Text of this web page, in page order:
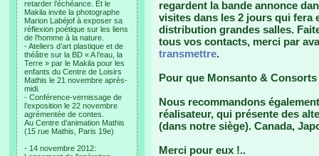
retarder l’échéance. Et le
Makila invite la photographe
Marion Labéjof à exposer sa
réflexion poétique sur les liens
de l’homme à la nature.
- Ateliers d’art plastique et de
théâtre sur la BD « A l’eau, la
Terre » par le Makila pour les
enfants du Centre de Loisirs
Mathis le 21 novembre après-
midi.
- Conférence-vernissage de
l’exposition le 22 novembre
agrémentée de contes.
Au Centre d’animation Mathis
(15 rue Mathis, Paris 19e)
- 14 novembre 2012:
regardent la bande annonce
visites dans les 2 jours qui fera
distribution grandes salles.
tous vos contacts, merci par
transmettre.
Pour que Monsanto &
Nous recommandons
réalisateur, qui présente des
(dans notre siège). Canada,
Merci pour eux !..